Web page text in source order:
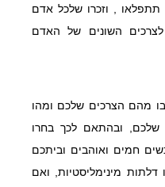
תתפלאו , וזכרו שלכל אדם
השונים של האדם
מהם הצרכים שלכם ומהו
שלכם, ובהתאם לכך בחרו
חמים ואוהבים וביתכם
מינימליסטיות, ואם